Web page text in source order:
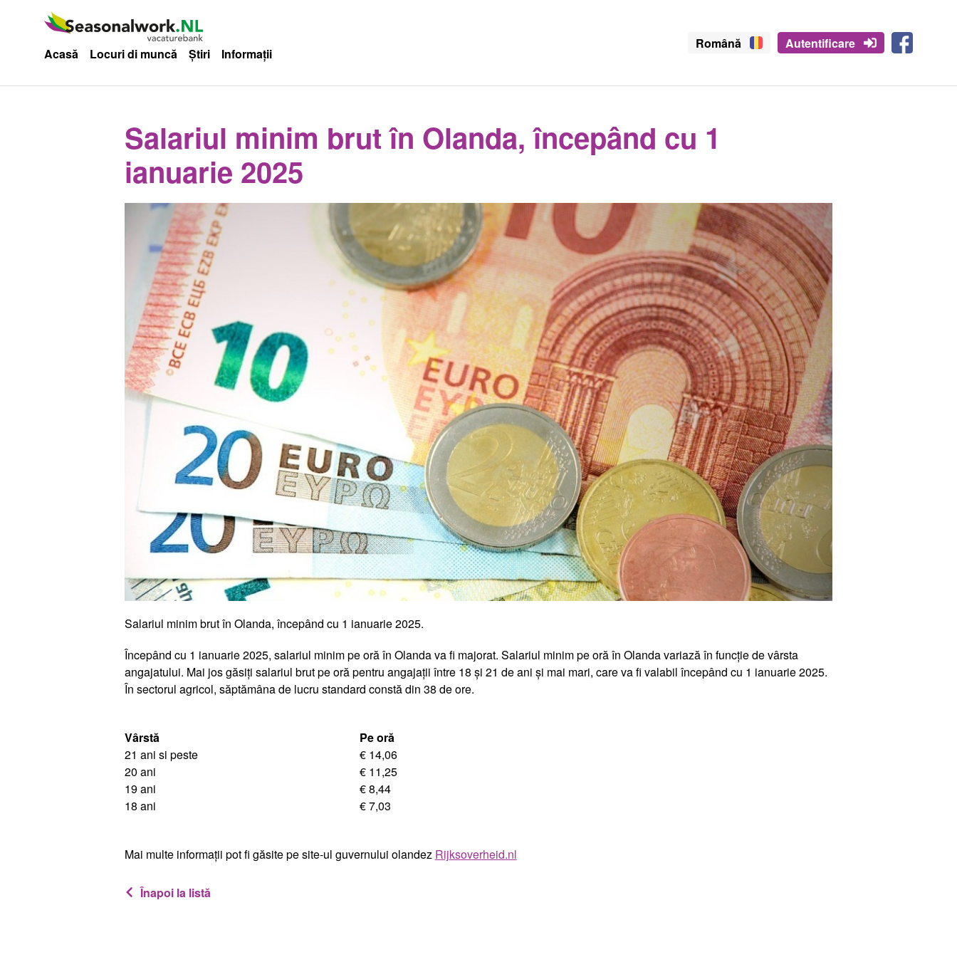
Acasă Locuri di muncă Știri Informații
Română Autentificare
Salariul minim brut în Olanda, începând cu 1
ianuarie 2025
Salariul minim brut în Olanda, începând cu 1 ianuarie 2025.
Începând cu 1 ianuarie 2025, salariul minim pe oră în Olanda va fi majorat. Salariul minim pe oră în Olanda variază în funcție de vârsta
angajatului. Mai jos găsiți salariul brut pe oră pentru angajații între 18 și 21 de ani și mai mari, care va fi valabil începând cu 1 ianuarie 2025.
În sectorul agricol, săptămâna de lucru standard constă din 38 de ore.
Vârstă
Pe oră
21 ani si peste
€ 14,06
20 ani
€ 11,25
19 ani
€ 8,44
18 ani
€ 7,03
Mai multe informații pot fi găsite pe site-ul guvernului olandez Rijksoverheid.nl
Înapoi la listă